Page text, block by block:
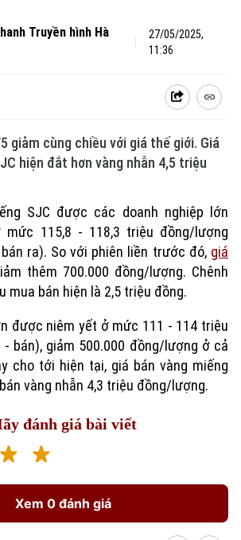
Truyền hình Hà
27/05/2025,
11:36
giảm cùng chiều với giá thế giới. Giá
hiện đắt hơn vàng nhẫn 4,5 triệu
SJC được các doanh nghiệp lớn
mức 115,8 - 118,3 triệu đồng/lượng
ra). So với phiên liền trước đó, giá
thêm 700.000 đồng/lượng. Chênh
mua bán hiện là 2,5 triệu đồng.
được niêm yết ở mức 111 - 114 triệu
bán), giảm 500.000 đồng/lượng ở cả
cho tới hiện tại, giá bán vàng miếng
vàng nhẫn 4,3 triệu đồng/lượng.
đánh giá bài viết
Xem 0 đánh giá